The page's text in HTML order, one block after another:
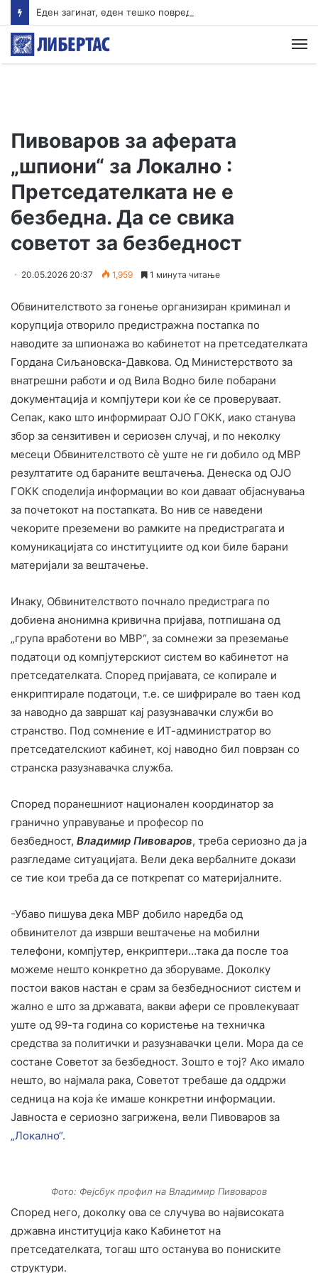
Пивоваров за аферата
„шпиони“ за Локално :
Претседателката не е
безбедна. Да се свика
советот за безбедност
20.05.2026 20:37 1,959 1 минута читање
Обвинителството за гонење организиран криминал и
корупција отворило предистражна постапка по
наводите за шпионажа во кабинетот на претседателката
Гордана Сиљановска-Давкова. Од Министерството за
внатрешни работи и од Вила Водно биле побарани
документација и компјутери кои ќе се проверуваат.
Сепак, како што информираат OЈО ГОКК, иако станува
збор за сензитивен и сериозен случај, и по неколку
месеци Обвинителството сè уште не ги добило од МВР
резултатите од бараните вештачења. Денеска од ОЈО
ГОКК споделија информации во кои даваат објаснувања
за почетокот на постапката. Во нив се наведени
чекорите преземени во рамките на предистрагата и
комуникацијата со институциите од кои биле барани
материјали за вештачење.
Инаку, Обвинителството почнало предистрага по
добиена анонимна кривична пријава, потпишана од
„група вработени во МВР“, за сомнежи за преземање
податоци од компјутерскиот систем во кабинетот на
претседателката. Според пријавата, се копирале и
енкриптирале податоци, т.е. се шифрирале во таен код
за наводно да завршат кај разузнавачки служби во
странство. Под сомнение е ИТ-администратор во
претседателскиот кабинет, кој наводно бил поврзан со
странска разузнавачка служба.
Според поранешниот национален координатор за
гранично управување и професор по
безбедност, Владимир Пивоваров, треба сериозно да ја
разгледаме ситуацијата. Вели дека вербалните докази
се тие кои треба да се поткрепат со материјалните.
-Убаво пишува дека МВР добило наредба од
обвинителот да изврши вештачење на мобилни
телефони, компјутер, енкриптери…така да после тоа
можеме нешто конкретно да зборуваме. Доколку
постои ваков настан е срам за безбедносниот систем и
жално е што за државата, вакви афери се провлекуваат
уште од 99-та година со користење на техничка
средства за политички и разузнавачки цели. Мора да се
состане Советот за безбедност. Зошто е тој? Ако имало
нешто, во најмала рака, Советот требаше да оддржи
седница на која ќе имаше конкретни информации.
Јавноста е сериозно загрижена, вели Пивоваров за
„Локално“.
Фото: Фејсбук профил на Владимир Пивоваров
Според него, доколку ова се случува во највисоката
државна институција како Кабинетот на
претседателката, тогаш што останува во пониските
структури.